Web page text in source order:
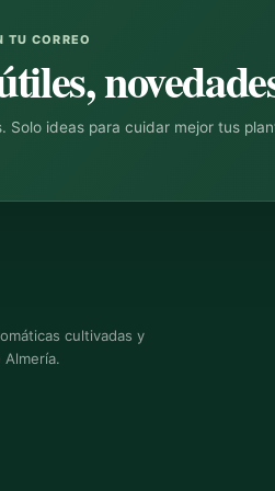
TU CORREO
Solo ideas para cuidar mejor tus
cultivadas y